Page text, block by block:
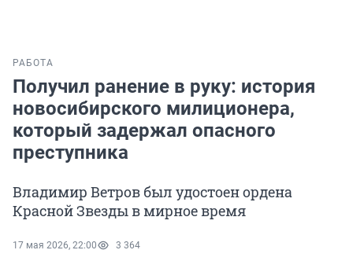
РАБОТА
Получил ранение в руку: история
новосибирского милиционера,
который задержал опасного
преступника
Владимир Ветров был удостоен ордена
Красной Звезды в мирное время
17 мая 2026, 22:00 3 364